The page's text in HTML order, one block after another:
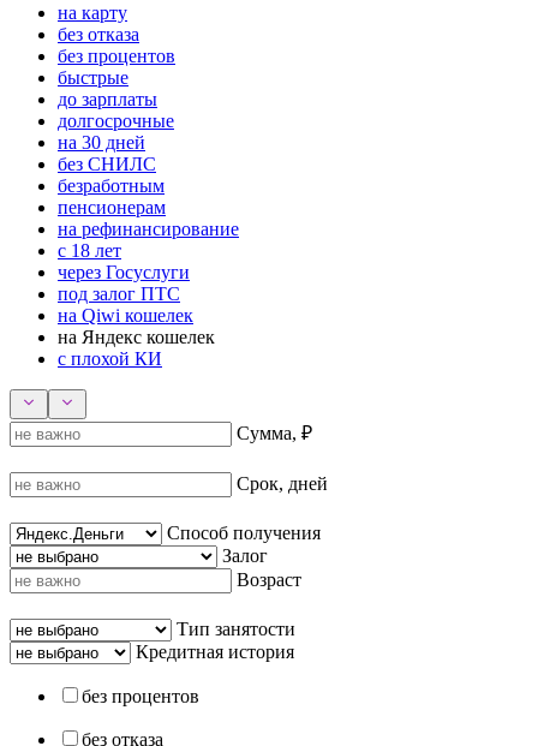
на карту
без отказа
без процентов
быстрые
до зарплаты
долгосрочные
на 30 дней
без СНИЛС
безработным
пенсионерам
на рефинансирование
с 18 лет
через Госуслуги
под залог ПТС
на Qiwi кошелек
на Яндекс кошелек
с плохой КИ
Сумма, ₽
Срок, дней
Способ получения
Залог
Возраст
Тип занятости
Кредитная история
без процентов
без отказа